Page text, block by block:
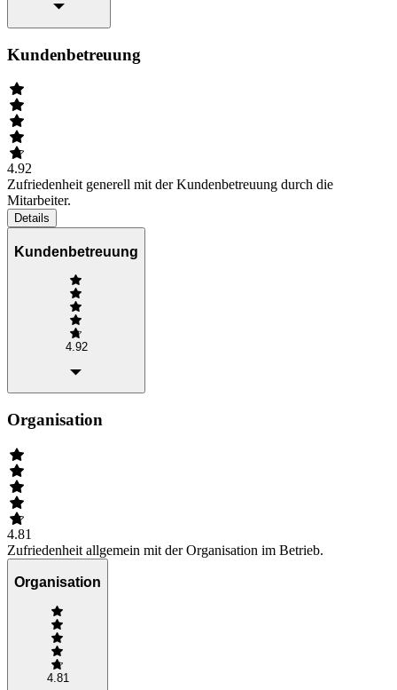
Kundenbetreuung
4.92
Zufriedenheit generell mit der Kundenbetreuung durch die
Mitarbeiter.
Details
Kundenbetreuung
4.92
Organisation
4.81
Zufriedenheit allgemein mit der Organisation im Betrieb.
Organisation
4.81